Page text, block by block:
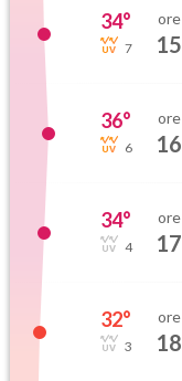
34°
7
ore
15
36°
6
ore
16
34°
4
ore
17
32°
3
ore
18